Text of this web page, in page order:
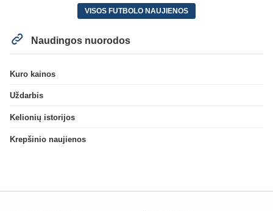
VISOS FUTBOLO NAUJIENOS
Naudingos nuorodos
Kuro kainos
Uždarbis
Kelionių istorijos
Krepšinio naujienos